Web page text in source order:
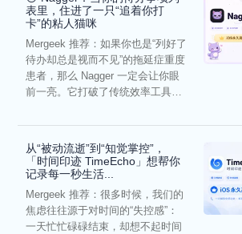
表里，住进了一只“追着你打
卡”的粘人猫咪
Mergeek 推荐：如果你也是“列好了
待办却总是视而不见”的拖延症重度
患者，那么 Nagger 一定会让你眼
前一亮。它打破了传统效率工具冰
从“被动流逝”到“知觉掌控”，
「时间印迹 TimeEcho」想帮你
记录每一秒生活...
Mergeek 推荐：很多时候，我们的
焦虑往往源于对时间的“失控感”：
一天忙忙碌碌结束，却想不起时间